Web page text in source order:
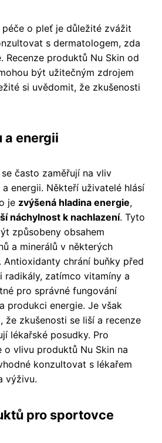
o pleť je důležité zvážit
s dermatologem, zda
Recenze produktů Nu Skin od
být užitečným zdrojem
si uvědomit, že zkušenosti
a energii
často zaměřují na vliv
energii. Někteří uživatelé hlásí
je zvýšená hladina energie,
náchylnost k nachlazení. Tyto
způsobeny obsahem
a minerálů v některých
Antioxidanty chrání buňky před
radikály, zatímco vitamíny a
pro správné fungování
produkci energie. Je však
že zkušenosti se liší a recenze
lékařské posudky. Pro
vlivu produktů Nu Skin na
konzultovat s lékařem
výživu.
pro sportovce